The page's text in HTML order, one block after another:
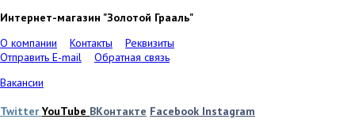
Интернет-магазин "Золотой Грааль"
О компании
Контакты
Реквизиты
Отправить E-mail
Обратная связь
Вакансии
Twitter YouTube ВКонтакте Facebook Instagram